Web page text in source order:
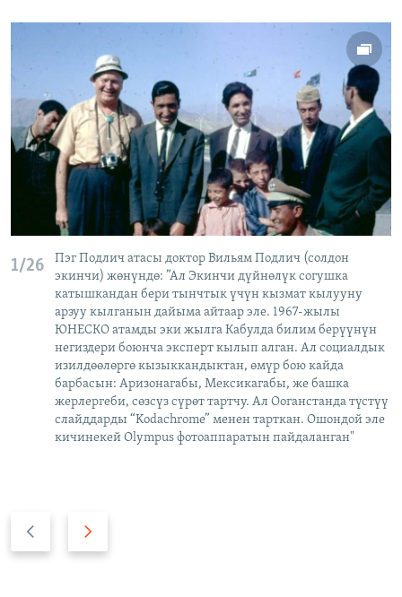
1/26
Пэг Подлич атасы доктор Вильям Подлич (солдон
экинчи) жөнүндө: ”Ал Экинчи дүйнөлүк согушка
катышкандан бери тынчтык үчүн кызмат кылууну
арзуу кылганын дайыма айтаар эле. 1967-жылы
ЮНЕСКО атамды эки жылга Кабулда билим берүүнүн
негиздери боюнча эксперт кылып алган. Ал социалдык
изилдөөлөргө кызыккандыктан, өмүр бою кайда
барбасын: Аризонагабы, Мексикагабы, же башка
жерлергеби, сөзсүз сүрөт тартчу. Ал Ооганстанда түстүү
слайддарды “Kodachrome” менен тарткан. Ошондой эле
кичинекей Olympus фотоаппаратын пайдаланган"